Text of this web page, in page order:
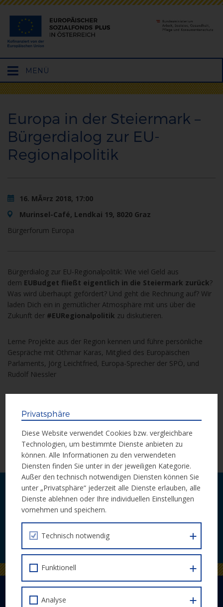
Hauptmenü
öffnen
MENÜ
Europa in der Steiermark –
Bürgerdialog zur EU-
Regionalpolitik
16. MÃ¤rz 2018, 17:00
Murinsel-Café, Lendkai 19, 8020 Graz
Bürgerforum Europa
Bürgerdialog zur EU-Regionalpolitik: Wie viel Geld aus
dem EUBudget fließt eigentlich in die Steiermark zurück?
Was wird überhaupt gefördert? Und geht die Rechnung auf? Wir
laden Dich ein in gemütlicher Atmosphäre mit uns über die
Zukunft der #EURegionalpolitik zu diskutieren.
Lerne Projekte aus der Region kennen und führe persönliche
Gespräche mit Othmar Karas, Mitglied des Europäischen
Parlaments, Jörg Leichtfried, Europa-Sprecher der SPÖ, und
Rudolf Niessler
Weitere Infos auf derWebsite des Bürgerforum Europa
Laufende Neuigkeiten zu Calls und
Veranstaltungen bequem per E-Mail.
JETZT ABONNIEREN
DER EUROPÄISCHE SOZIALFONDS PLUS
Privatsphäre
Diese Website verwendet Cookies bzw. vergleichbare
Technologien, um bestimmte Dienste anbieten zu
können. Alle Informationen zu den verwendeten
Diensten finden Sie unter in der jeweiligen Kategorie.
Außer den technisch notwendigen Diensten können Sie
unter „Privatsphäre“ jederzeit alle Dienste erlauben, alle
Dienste ablehnen oder Ihre individuellen Einstellungen
vornehmen und speichern.
Technisch notwendig
Funktionell
Analyse